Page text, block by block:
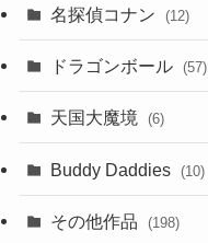
名探偵コナン (12)
ドラゴンボール (57)
天国大魔境 (6)
Buddy Daddies (10)
その他作品 (198)